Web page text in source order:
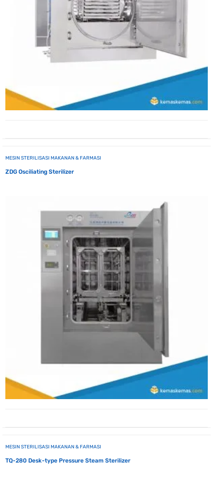
MESIN STERILISASI MAKANAN & FARMASI
ZDG Osciliating Sterilizer
MESIN STERILISASI MAKANAN & FARMASI
TQ-280 Desk-type Pressure Steam Sterilizer